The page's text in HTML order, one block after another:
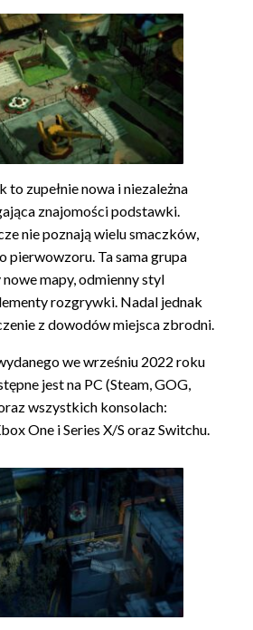
to zupełnie nowa i niezależna
znajomości podstawki.
nie poznają wielu smaczków,
pierwowzoru. Ta sama grupa
mapy, odmienny styl
rozgrywki. Nadal jednak
z dowodów miejsca zbrodni.
we wrześniu 2022 roku
jest na PC (Steam, GOG,
wszystkich konsolach:
One i Series X/S oraz Switchu.